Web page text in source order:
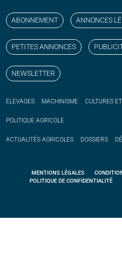
ABONNEMENT ANNONCES
PETITES ANNONCES
NEWSLETTER
ÉLEVAGES MACHINISME CULTURES
POLITIQUE AGRICOLE
ACTUALITÉS AGRICOLES DOSSIERS
MENTIONS LÉGALES
POLITIQUE DE CONFIDENTIALITÉ